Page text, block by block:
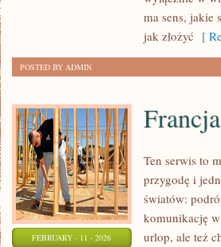
POPULARYZACJAma sens, jakie
jak złożyć [
POSTED BY ADMIN
FEBRUARY - 11 - 2026
Ten serwis to
przygodę i
światów:
komunikację
urlop, ale też